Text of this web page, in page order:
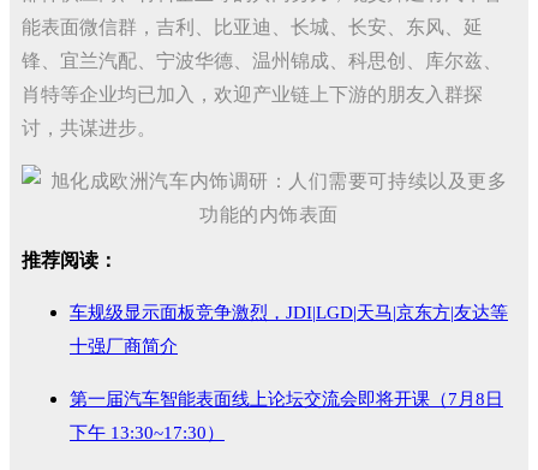
能表面微信群，吉利、比亚迪、长城、长安、东风、延
锋、宜兰汽配、宁波华德、温州锦成、科思创、库尔兹、
肖特等企业均已加入，欢迎产业链上下游的朋友入群探
讨，共谋进步。
推荐阅读：
车规级显示面板竞争激烈，JDI|LGD|天马|京东方|友达等
十强厂商简介
第一届汽车智能表面线上论坛交流会即将开课（7月8日
下午 13:30~17:30）